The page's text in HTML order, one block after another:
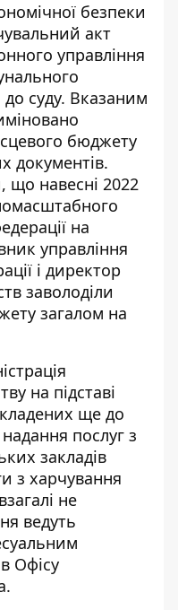
безпеки
акт
управління
суду. Вказаним
бюджету
документів.
що навесні 2022
на
управління
і директор
заволоділи
загалом на
на підставі
ще до
послуг з
закладів
з харчування
не
ведуть
Офісу